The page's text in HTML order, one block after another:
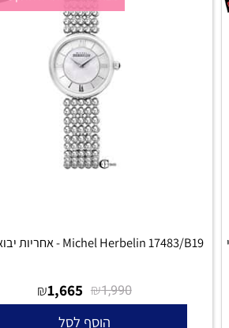
מצאת מחיר יותר זול?תקשרו אלינו!
Michel Herbelin 17483/B19 - אחריות יבואן רשמי